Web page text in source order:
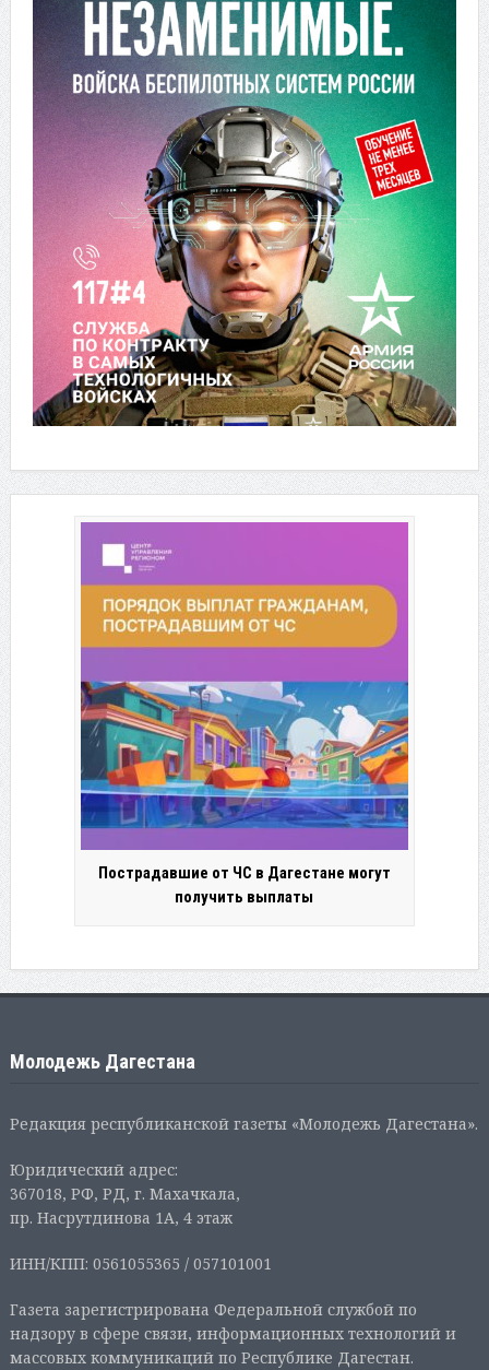
Пострадавшие от ЧС в Дагестане могут
получить выплаты
Молодежь Дагестана
Редакция республиканской газеты «Молодежь Дагестана».
Юридический адрес:
367018, РФ, РД, г. Махачкала,
пр. Насрутдинова 1А, 4 этаж
ИНН/КПП: 0561055365 / 057101001
Газета зарегистрирована Федеральной службой по
надзору в сфере связи, информационных технологий и
массовых коммуникаций по Республике Дагестан.